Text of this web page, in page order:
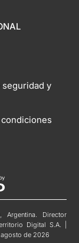
seguridad y
Argentina. Director
Digital S.A. |
agosto de 2026